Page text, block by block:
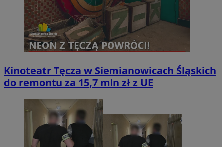
Kinoteatr Tęcza w Siemianowicach Śląskich
do remontu za 15,7 mln zł z UE